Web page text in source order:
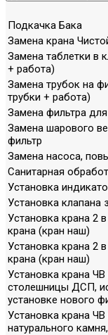
Подкачка Бака
Замена крана
Замена таблетки в
+ работа)
Замена трубок на
трубки + работа)
Замена фильтра
Замена шарового
фильтр
Замена насоса,
Санитарная
Установка
Установка клапана
Установка крана 2
крана (кран наш)
Установка крана 2
крана (кран наш)
Установка крана ЧВ
столешницы ДСП,
установке нового
Установка крана
натурального